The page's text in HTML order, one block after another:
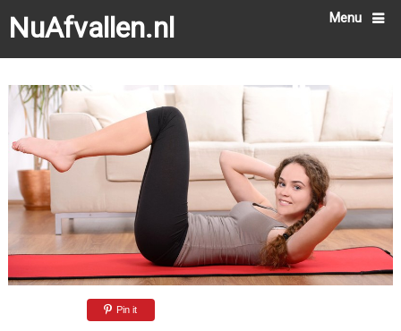
NuAfvallen.nl Menu
Pin it